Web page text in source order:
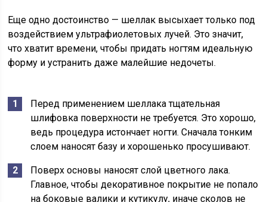
Еще одно достоинство — шеллак высыхает только под
воздействием ультрафиолетовых лучей. Это значит,
что хватит времени, чтобы придать ногтям идеальную
форму и устранить даже малейшие недочеты.
Перед применением шеллака тщательная
шлифовка поверхности не требуется. Это хорошо,
ведь процедура истончает ногти. Сначала тонким
слоем наносят базу и хорошенько просушивают.
Поверх основы наносят слой цветного лака.
Главное, чтобы декоративное покрытие не попало
на боковые валики и кутикулу, иначе сколов не